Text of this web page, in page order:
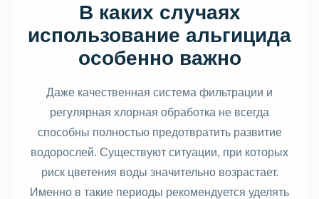
В каких случаях
использование альгицида
особенно важно
Даже качественная система фильтрации и
регулярная хлорная обработка не всегда
способны полностью предотвратить развитие
водорослей. Существуют ситуации, при которых
риск цветения воды значительно возрастает.
Именно в такие периоды рекомендуется уделять